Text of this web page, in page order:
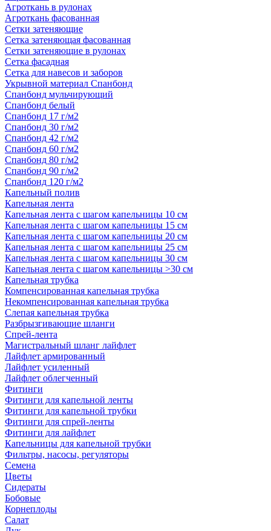
Агроткань в рулонах
Агроткань фасованная
Сетки затеняющие
Сетка затеняющая фасованная
Сетки затеняющие в рулонах
Сетка фасадная
Сетка для навесов и заборов
Укрывной материал Спанбонд
Спанбонд мульчирующий
Спанбонд белый
Спанбонд 17 г/м2
Спанбонд 30 г/м2
Спанбонд 42 г/м2
Спанбонд 60 г/м2
Спанбонд 80 г/м2
Спанбонд 90 г/м2
Спанбонд 120 г/м2
Капельный полив
Капельная лента
Капельная лента с шагом капельницы 10 см
Капельная лента с шагом капельницы 15 см
Капельная лента с шагом капельницы 20 см
Капельная лента с шагом капельницы 25 см
Капельная лента с шагом капельницы 30 см
Капельная лента с шагом капельницы >30 см
Капельная трубка
Компенсированная капельная трубка
Некомпенсированная капельная трубка
Слепая капельная трубка
Разбрызгивающие шланги
Спрей-лента
Магистральный шланг лайфлет
Лайфлет армированный
Лайфлет усиленный
Лайфлет облегченный
Фитинги
Фитинги для капельной ленты
Фитинги для капельной трубки
Фитинги для спрей-ленты
Фитинги для лайфлет
Капельницы для капельной трубки
Фильтры, насосы, регуляторы
Семена
Цветы
Сидераты
Бобовые
Корнеплоды
Салат